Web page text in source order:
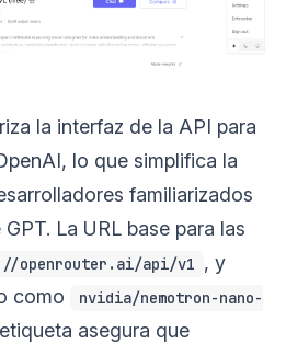
la interfaz de la API para
lo que simplifica la
familiarizados
La URL base para las
openrouter.ai/api/v1 , y
como
nvidia/nemotron-nano-
asegura que